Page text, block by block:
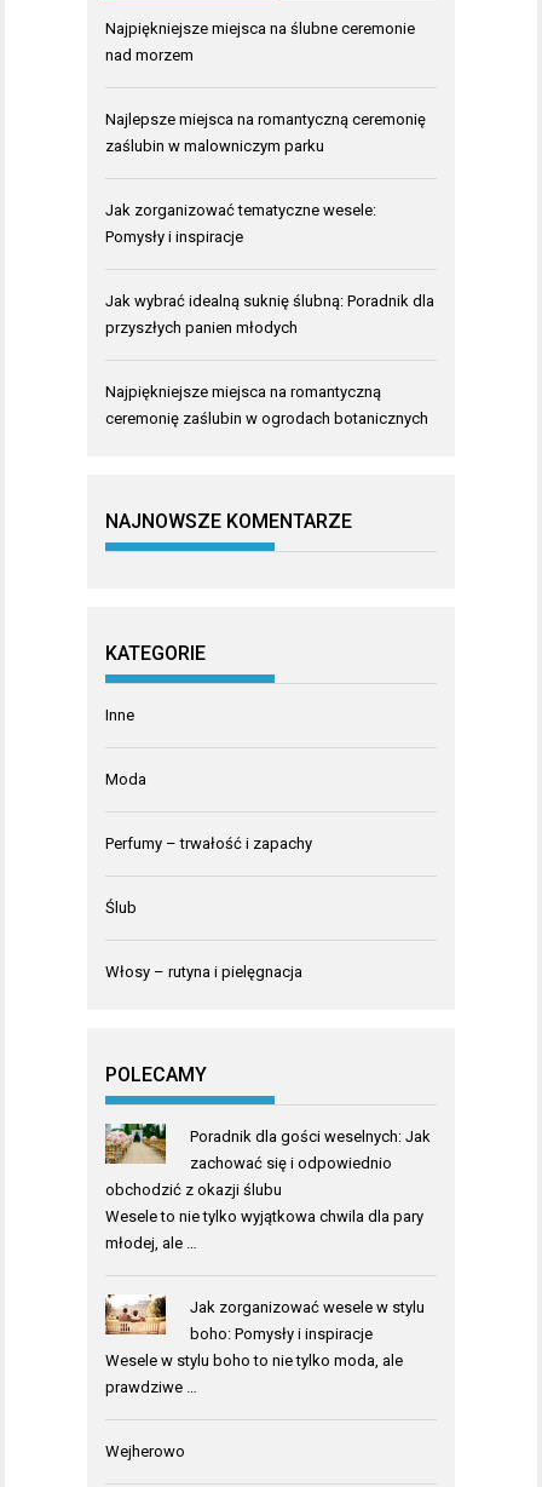
Najpiękniejsze miejsca na ślubne ceremonie
nad morzem
Najlepsze miejsca na romantyczną ceremonię
zaślubin w malowniczym parku
Jak zorganizować tematyczne wesele:
Pomysły i inspiracje
Jak wybrać idealną suknię ślubną: Poradnik dla
przyszłych panien młodych
Najpiękniejsze miejsca na romantyczną
ceremonię zaślubin w ogrodach botanicznych
NAJNOWSZE KOMENTARZE
KATEGORIE
Inne
Moda
Perfumy – trwałość i zapachy
Ślub
Włosy – rutyna i pielęgnacja
POLECAMY
Poradnik dla gości weselnych: Jak
zachować się i odpowiednio
obchodzić z okazji ślubu
Wesele to nie tylko wyjątkowa chwila dla pary
młodej, ale …
Jak zorganizować wesele w stylu
boho: Pomysły i inspiracje
Wesele w stylu boho to nie tylko moda, ale
prawdziwe …
Wejherowo